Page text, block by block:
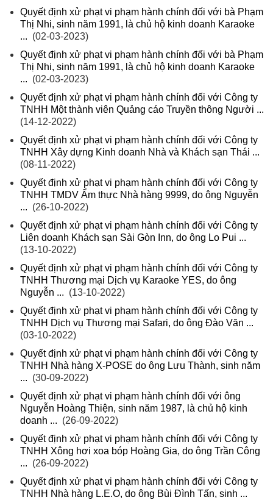
Quyết định xử phạt vi phạm hành chính đối với bà Phạm
Thị Nhi, sinh năm 1991, là chủ hộ kinh doanh Karaoke
... (02-03-2023)
Quyết định xử phạt vi phạm hành chính đối với bà Phạm
Thị Nhi, sinh năm 1991, là chủ hộ kinh doanh Karaoke
... (02-03-2023)
Quyết định xử phạt vi phạm hành chính đối với Công ty
TNHH Một thành viên Quảng cáo Truyền thông Người ...
(14-12-2022)
Quyết định xử phạt vi phạm hành chính đối với Công ty
TNHH Xây dựng Kinh doanh Nhà và Khách sạn Thái ...
(08-11-2022)
Quyết định xử phạt vi phạm hành chính đối với Công ty
TNHH TMDV Ẩm thực Nhà hàng 9999, do ông Nguyễn
... (26-10-2022)
Quyết định xử phạt vi phạm hành chính đối với Công ty
Liên doanh Khách sạn Sài Gòn Inn, do ông Lo Pui ...
(13-10-2022)
Quyết định xử phạt vi phạm hành chính đối với Công ty
TNHH Thương mại Dịch vụ Karaoke YES, do ông
Nguyễn ... (13-10-2022)
Quyết định xử phạt vi phạm hành chính đối với Công ty
TNHH Dịch vụ Thương mại Safari, do ông Đào Văn ...
(03-10-2022)
Quyết định xử phạt vi phạm hành chính đối với Công ty
TNHH Nhà hàng X-POSE do ông Lưu Thành, sinh năm
... (30-09-2022)
Quyết định xử phạt vi phạm hành chính đối với ông
Nguyễn Hoàng Thiện, sinh năm 1987, là chủ hộ kinh
doanh ... (26-09-2022)
Quyết định xử phạt vi phạm hành chính đối với Công ty
TNHH Xông hơi xoa bóp Hoàng Gia, do ông Trần Công
... (26-09-2022)
Quyết định xử phạt vi phạm hành chính đối với Công ty
TNHH Nhà hàng L.E.O, do ông Bùi Đình Tấn, sinh ...